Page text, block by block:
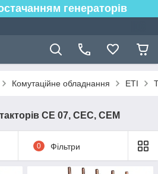
генераторів
Комутаційне обладнання ETI
СЕ 07, СЕС, СЕМ
0 Фільтри